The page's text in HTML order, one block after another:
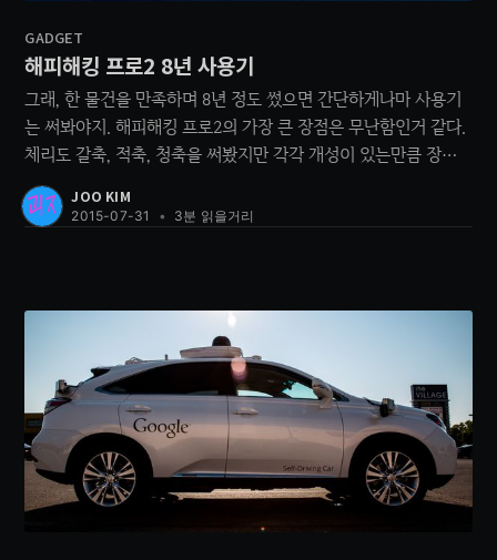
GADGET
해피해킹 프로2 8년 사용기
그래, 한 물건을 만족하며 8년 정도 썼으면 간단하게나마 사용기
는 써봐야지. 해피해킹 프로2의 가장 큰 장점은 무난함인거 같다.
체리도 갈축, 적축, 청축을 써봤지만 각각 개성이 있는만큼 장단
점이 뚜렷한 것이 느껴졌는데, 해피해킹은 뚜렷이 느껴지는 장단
점이 없다. 어떻게 보면 일반 맴브레인 키보드와 비슷하다고도 느
JOO KIM
2015-07-31 • 3분 읽을거리